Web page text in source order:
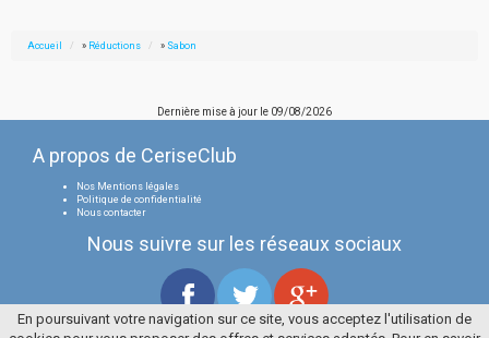
Accueil » Réductions » Sabon
Dernière mise à jour le 09/08/2026
A propos de CeriseClub
Nos Mentions légales
Politique de confidentialité
Nous contacter
Nous suivre sur les réseaux sociaux
En poursuivant votre navigation sur ce site, vous acceptez l'utilisation de